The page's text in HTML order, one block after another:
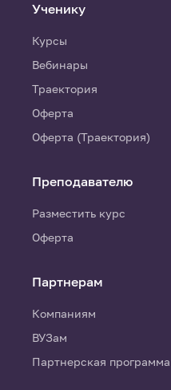
Ученику
Курсы
Вебинары
Траектория
Оферта
Оферта (Траектория)
Преподавателю
Разместить курс
Оферта
Партнерам
Компаниям
ВУЗам
Партнерская программа